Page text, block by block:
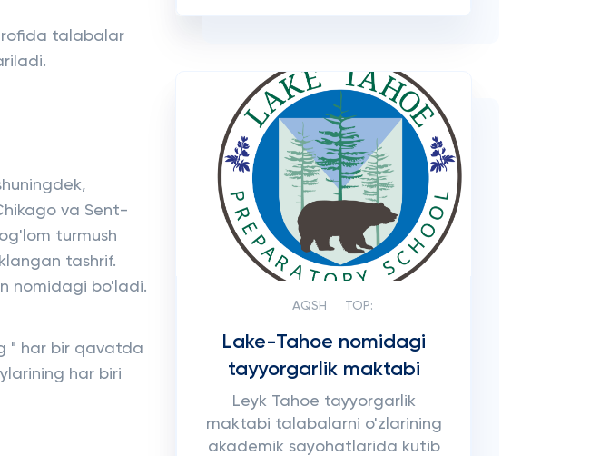
talabalar
va Sent-
turmush
tashrif.
nomidagi bo'ladi.
" har bir qavatda
har biri
AQSH TOP:
Lake-Tahoe nomidagi
tayyorgarlik maktabi
Leyk Tahoe tayyorgarlik
maktabi talabalarni o'zlarining
akademik sayohatlarida kutib